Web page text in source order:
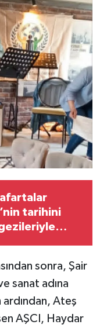
tarihini
sonra, Şair
sanat adına
ardından, Ateş
AŞCI, Haydar